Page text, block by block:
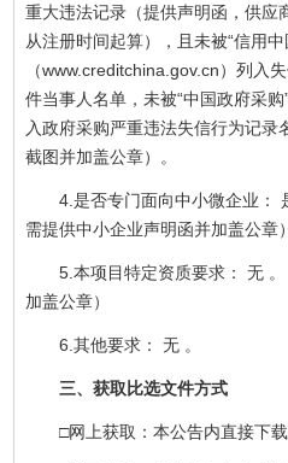
重大违法记录（提供声明函，供应
从注册时间起算），且未被“信用中
（www.creditchina.gov.cn）列入
件当事人名单，未被“中国政府采
入政府采购严重违法失信行为记
截图并加盖公章）。
4.是否专门面向中小微企业：
需提供中小企业声明函并加盖公章）
5.本项目特定资质要求： 无 。
加盖公章）
6.其他要求： 无 。
三、获取比选文件方式
□网上获取：本公告内直接下载